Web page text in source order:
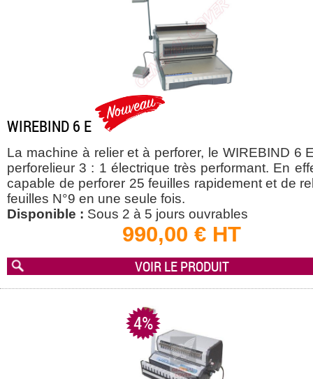
WIREBIND 6 E
La machine à relier et à perforer, le WIREBIND 6
perforelieur 3 : 1 électrique très performant. En
capable de perforer 25 feuilles rapidement et de
feuilles N°9 en une seule fois.
Disponible : Sous 2 à 5 jours ouvrables
990,00 € HT
VOIR LE PRODUIT
4%